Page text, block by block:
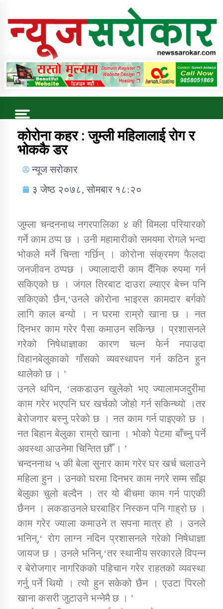
Online News Portal
Trending Now
कुषि बिकास कार्यालय जुम्ला सुचना सन्देश
डिभिजन कार्यालय जुम्लाको सुचना सन्देश
कर्णाली प्रविधि शिक्षालय जुम्लाको सुचना
सामाजिक बिकास कार्यालय जुम्लाकाे सुचना
कार्यक्रम कार्यान्वयन एकाई जुम्लाको सुचना
कर्णाली प्राविधि शिक्षालय जुम्लाको सुचना
कोरोना कहर : जुम्ली महिलालाई रोग र
भोककै डर
न्यूज सरोकार
३ जेष्ठ २०७८, सोमबार १८:२०
जुम्ला चन्दननाथ नगरपालिका ४ की विमला परियारको
गर्ने काम ठप्प छ । उनी महामारीको समयमा रोगले भन्दा
भोकले मर्ने चिन्ता गर्छिन् । कोरोना संक्रमण फैलदा
जनजीवन ठप्पछ । ज्यालादारी काम र्दैनिक रुपमा गर्न
सकिएको छ । जंगल तिरबाट दाउरा ल्याएर बेच्न पनि
सकिएको छैन,‘उनले कोरोना भाइरस कामदार बर्गको
लागि काल बन्यो । न घरमा राम्रो खाना छ । नत
दिनभर काम गरेर पैसा कमाउन सकिन्छ । प्रशासनले
गरेको निषेधाज्ञाका कारण चल्न फेर्न नपाउदा
विहानबेलुकाको गाँसको व्यवस्थापन गर्न कठिन हुन
थालेको छ । ’
उनले थपिन, ‘लकडाउन खुलेको भए ज्यालामजदुरीमा
काम गरेर भएपनि घर खर्चको जोहो गर्न सकिन्थ्यो ।तर
बेरोजगार बस्नु परेको छ । नत काम गर्न पाइएको छ ।
नत बिहान बेलुका राम्रो खाना । भोको पेटमा बाँच्नु पर्ने
अवस्था आउनेमा चिन्तित छौँ । ’
चन्दननाथ ५ की बेला सुनार काम गरेर घर खर्च चलाउने
महिला हुन । उनको घरमा दिनभर काम नगरे सम्म साँझ
बेलुका चुलो बल्दैन । तर यो बीचमा काम गर्न पाएकी
छैनन । लकडाउनले घरबाहिर निस्कन पनि गाह्रो छ ।
काम गरेर ज्याला कमाउने त सपना मात्र हो । उनले
भनिन्,‘ रोग लाग्न नदिन प्रशासनले गरेको निषेधाज्ञा
जायज छ । उनले भनिन्,‘तर स्थानीय सरकारले विपन्न
र बेरोजगार नागरिकको पहिचान गरेर राहतको व्यवस्था
गर्नु पर्ने थियो । त्यो हुन सकेको छैन । एउटा पिरलो
खाना कसरी जुटाउने भन्नेमै छ । ’